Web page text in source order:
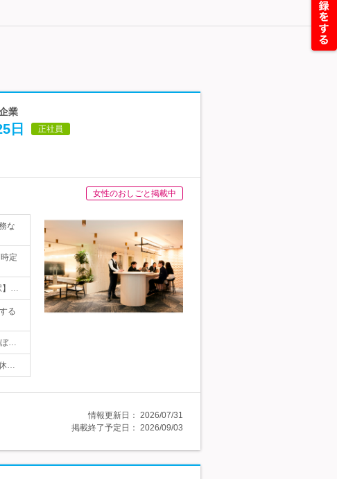
業
日 正社員
女性のおしごと掲載中
な
定
】…
る
ぼ…
…
情報更新日： 2026/07/31
掲載終了予定日： 2026/09/03